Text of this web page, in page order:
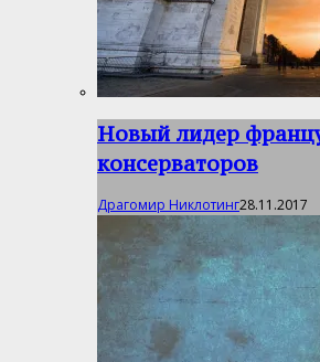
Новый лидер
консерваторов
Драгомир Никлотинг28.11.2017